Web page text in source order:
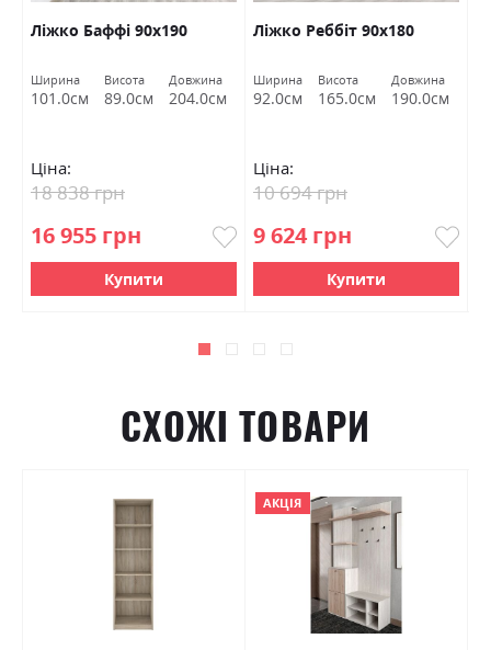
Ліжко Баффі 90х190
Ширина
101.0см
Висота
89.0см
Довжина
204.0см
Ціна:
16 955 грн
18 838 грн
Купити
Ліжко Реббіт 90х180
Ширина
92.0см
Висота
165.0см
Довжина
190.0см
Ціна:
9 624 грн
10 694 грн
Купити
СХОЖІ ТОВАРИ
АКЦІЯ